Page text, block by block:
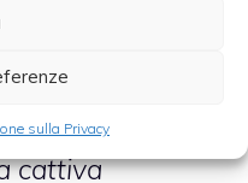
sulla Privacy
medicina
e in
impiegata
cattiva